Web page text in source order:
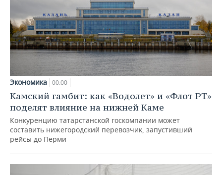
Экономика 00:00
Камский гамбит: как «Водолет» и «Флот РТ»
поделят влияние на нижней Каме
Конкуренцию татарстанской госкомпании может
составить нижегородский перевозчик, запустивший
рейсы до Перми